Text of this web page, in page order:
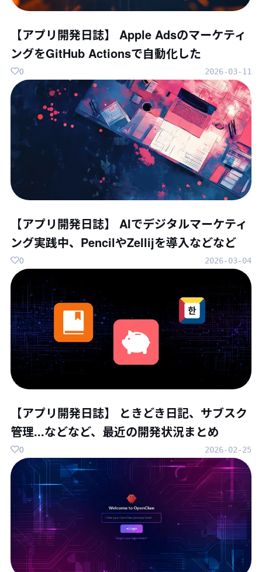
【アプリ開発日誌】 Apple Adsのマーケティ
ングをGitHub Actionsで自動化した
2026-03-11
0
【アプリ開発日誌】 AIでデジタルマーケティ
ング実践中、PencilやZellijを導入などなど
2026-03-04
0
【アプリ開発日誌】 ときどき日記、サブスク
管理...などなど、最近の開発状況まとめ
2026-02-25
0